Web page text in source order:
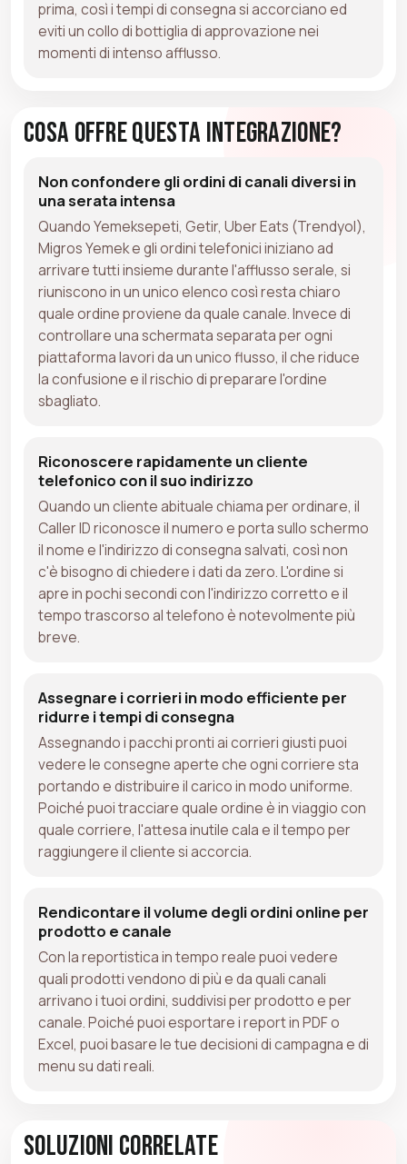
prima, così i tempi di consegna si accorciano ed
eviti un collo di bottiglia di approvazione nei
momenti di intenso afflusso.
Cosa Offre Questa Integrazione?
Non confondere gli ordini di canali diversi in
una serata intensa
Quando Yemeksepeti, Getir, Uber Eats (Trendyol),
Migros Yemek e gli ordini telefonici iniziano ad
arrivare tutti insieme durante l'afflusso serale, si
riuniscono in un unico elenco così resta chiaro
quale ordine proviene da quale canale. Invece di
controllare una schermata separata per ogni
piattaforma lavori da un unico flusso, il che riduce
la confusione e il rischio di preparare l'ordine
sbagliato.
Riconoscere rapidamente un cliente
telefonico con il suo indirizzo
Quando un cliente abituale chiama per ordinare, il
Caller ID riconosce il numero e porta sullo schermo
il nome e l'indirizzo di consegna salvati, così non
c'è bisogno di chiedere i dati da zero. L'ordine si
apre in pochi secondi con l'indirizzo corretto e il
tempo trascorso al telefono è notevolmente più
breve.
Assegnare i corrieri in modo efficiente per
ridurre i tempi di consegna
Assegnando i pacchi pronti ai corrieri giusti puoi
vedere le consegne aperte che ogni corriere sta
portando e distribuire il carico in modo uniforme.
Poiché puoi tracciare quale ordine è in viaggio con
quale corriere, l'attesa inutile cala e il tempo per
raggiungere il cliente si accorcia.
Rendicontare il volume degli ordini online per
prodotto e canale
Con la reportistica in tempo reale puoi vedere
quali prodotti vendono di più e da quali canali
arrivano i tuoi ordini, suddivisi per prodotto e per
canale. Poiché puoi esportare i report in PDF o
Excel, puoi basare le tue decisioni di campagna e di
menu su dati reali.
Soluzioni Correlate